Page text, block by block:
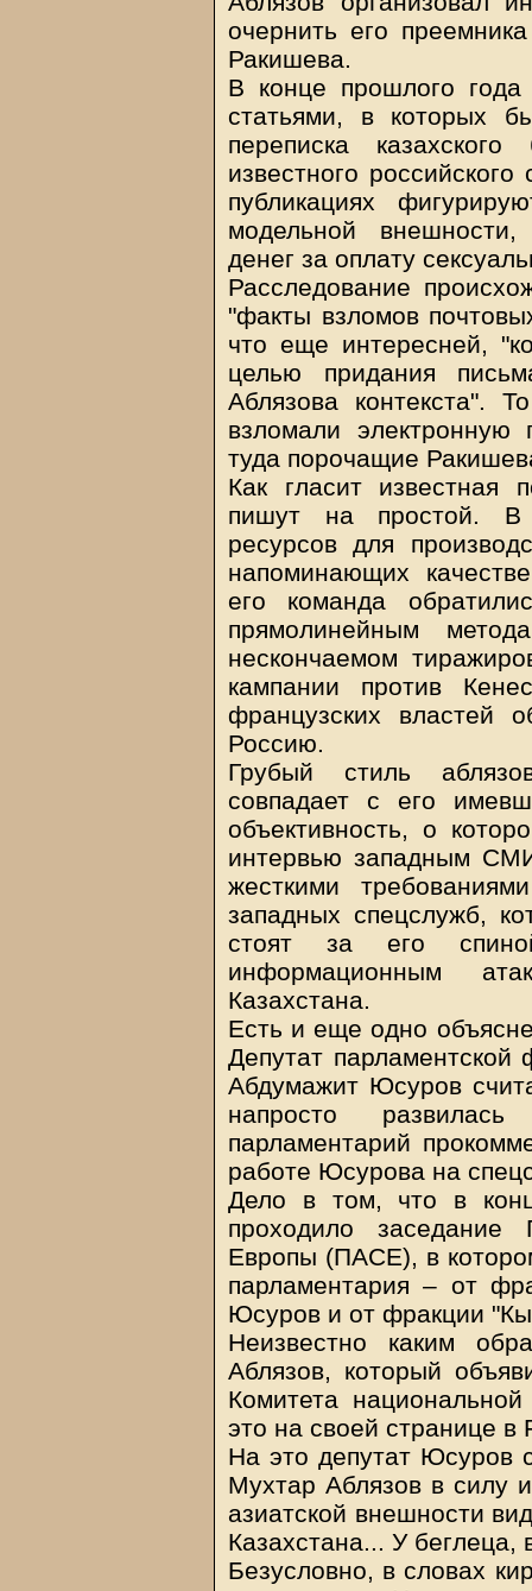
очернить его
Ракишева.
В конце прошлого года
статьями, в которых
переписка
известного
публикациях
модельной
денег за оплату
Расследование
"факты взломов
что еще интересней,
целью придания
Аблязова контекста".
взломали
туда порочащие
Как гласит известная
пишут на простой. В
ресурсов для
напоминающих
его команда
прямолинейным
нескончаемом
кампании против
французских властей
Россию.
Грубый стиль
совпадает с его
объективность, о
интервью западным
жесткими
западных спецслужб,
стоят за его
информационным
Казахстана.
Есть и еще одно
Депутат парламентской
Абдумажит Юсуров
напросто
парламентарий
работе Юсурова на
Дело в том, что в
проходило заседание
Европы (ПАСЕ), в
парламентария – от
Юсуров и от фракции
Неизвестно каким
Аблязов, который
Комитета
это на своей странице в
На это депутат Юсуров
Мухтар Аблязов в силу
азиатской внешности
Казахстана... У беглеца,
Безусловно, в словах